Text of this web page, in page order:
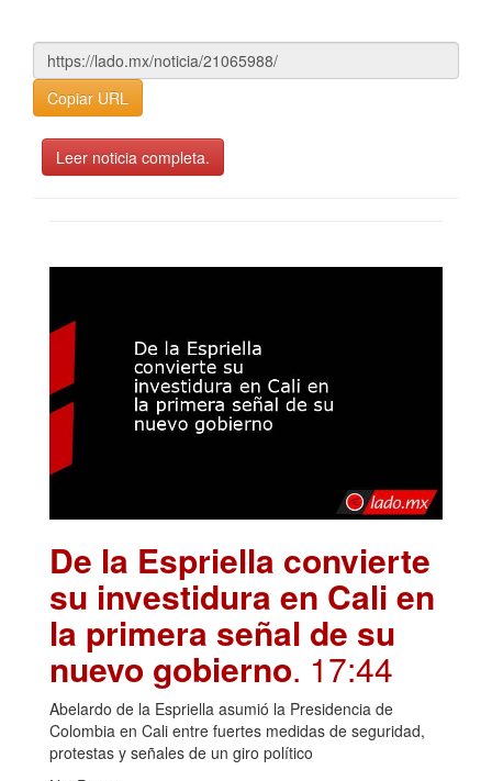
Copiar URL
Leer noticia completa.
De la Espriella convierte
su investidura en Cali en
la primera señal de su
nuevo gobierno. 17:44
Abelardo de la Espriella asumió la Presidencia de
Colombia en Cali entre fuertes medidas de seguridad,
protestas y señales de un giro político